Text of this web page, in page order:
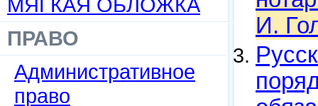
ПРАВО
Административное
право
И.